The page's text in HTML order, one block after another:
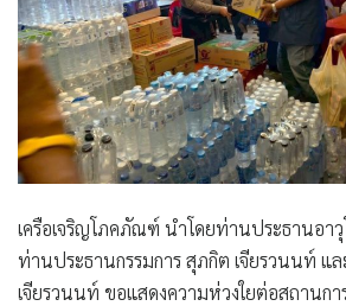
เครือเจริญโภคภัณฑ์ นำโดยท่านประธานอา
ท่านประธานกรรมการ สุภกิต เจียรวนนท์ แ
เจียรวนนท์ ขอแสดงความห่วงใยต่อสถานก